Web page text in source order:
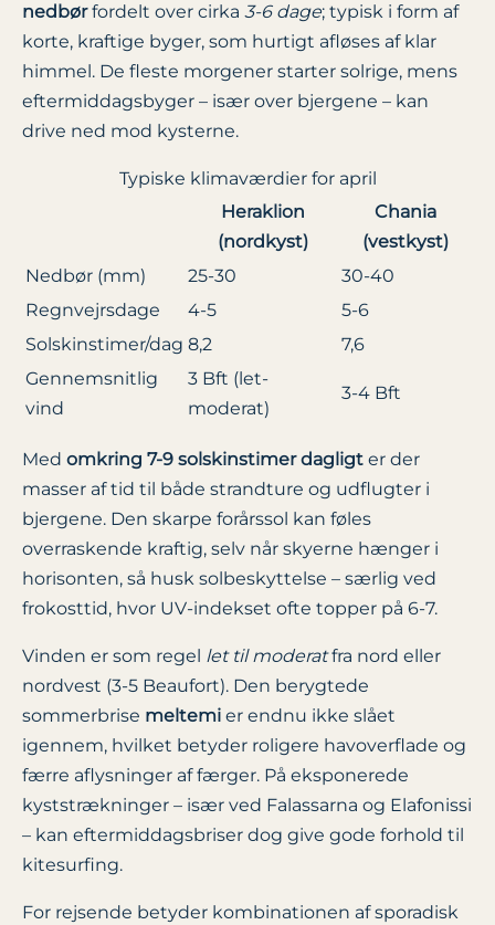
nedbørfordelt over cirka 3-6 dage; typisk i form af
korte, kraftige byger, som hurtigt afløses af klar
himmel. De fleste morgener starter solrige, mens
eftermiddagsbyger – især over bjergene – kan
drive ned mod kysterne.
Typiske klima­værdier for april
Heraklion
(nordkyst)
Chania
(vestkyst)
Nedbør (mm)
25-30
30-40
Regnvejrsdage
4-5
5-6
Solskinstimer/dag 8,2
7,6
Gennemsnitlig
vind
3 Bft (let-
moderat)
3-4 Bft
Med omkring 7-9 solskinstimer dagligt er der
masser af tid til både strandture og udflugter i
bjergene. Den skarpe forårssol kan føles
overraskende kraftig, selv når skyerne hænger i
horisonten, så husk solbeskyttelse – særlig ved
frokosttid, hvor UV-indekset ofte topper på 6-7.
Vinden er som regel let til moderatfra nord eller
nordvest (3-5 Beaufort). Den berygtede
sommerbrise meltemi er endnu ikke slået
igennem, hvilket betyder roligere havoverflade og
færre aflysninger af færger. På eksponerede
kyststrækninger – især ved Falassarna og Elafonissi
– kan eftermiddagsbriser dog give gode forhold til
kitesurfing.
For rejsende betyder kombinationen af sporadisk